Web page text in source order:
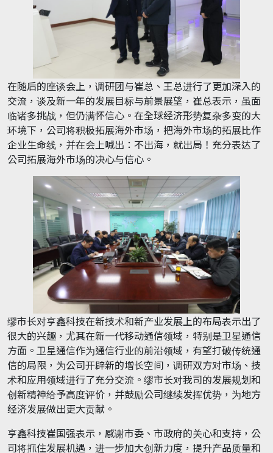
在随后的座谈会上，调研团与崔总、王总进行了更加深入的
交流，谈及新一年的发展目标与前景展望，崔总表示，虽面
临诸多挑战，但仍满怀信心。在全球经济形势复杂多变的大
环境下，公司将积极拓展海外市场，把海外市场的拓展比作
企业生命线，并在会上喊出：不出海，就出局！充分表达了
公司拓展海外市场的决心与信心。
缪市长对亨鑫科技在新技术和新产业发展上的布局表示出了
很大的兴趣，尤其在新一代移动通信领域，特别是卫星通信
方面。卫星通信作为通信行业的前沿领域，有望打破传统通
信的局限，为公司开辟新的增长空间，调研双方对市场、技
术和应用领域进行了充分交流。缪市长对我司的发展规划和
创新精神给予高度评价，并鼓励公司继续发挥优势，为地方
经济发展做出更大贡献。
亨鑫科技崔国强表示，感谢市委、市政府的关心和支持，公
司将抓住发展机遇，进一步加大创新力度，提升产品质量和